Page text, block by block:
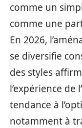
comme un
comme une
En 2026,
se diversifie
des styles
l’expérience de
tendance à
notamment à